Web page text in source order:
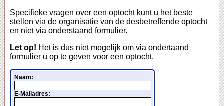
Specifieke vragen over een optocht kunt u het beste
stellen via de organisatie van de desbetreffende optocht
en niet via onderstaand formulier.
Let op! Het is dus niet mogelijk om via ondertaand
formulier u op te geven voor een optocht.
Naam:
E-Mailadres: